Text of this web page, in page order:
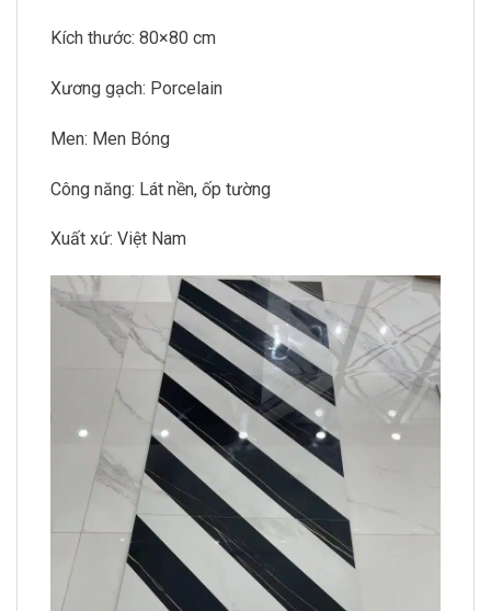
Kích thước: 80×80 cm
Xương gạch: Porcelain
Men: Men Bóng
Công năng: Lát nền, ốp tường
Xuất xứ: Việt Nam